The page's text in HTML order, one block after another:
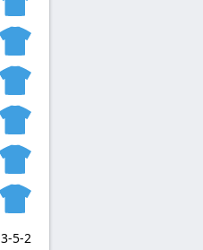
3-5-2